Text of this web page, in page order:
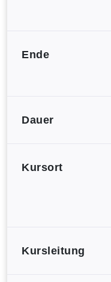
Ende
Dauer
Kursort
Kursleitung